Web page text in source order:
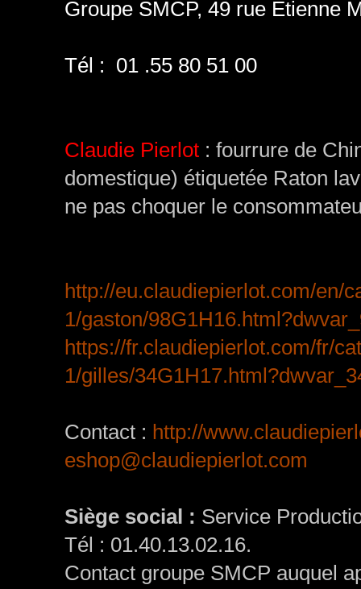
Groupe SMCP, 49 rue Étienne
Tél : 01 .55 80 51 00
Claudie Pierlot : fourrure de
domestique) étiquetée Raton
ne pas choquer le
http://eu.claudiepierlot.com/en/
1/gaston/
https://fr.claudiepierlot.com/fr/
1/gilles/
Contact : http://
eshop@claudiepierlot.com
Siège social : Service
Tél : 01.40.13.02.16.
Contact groupe SMCP auquel